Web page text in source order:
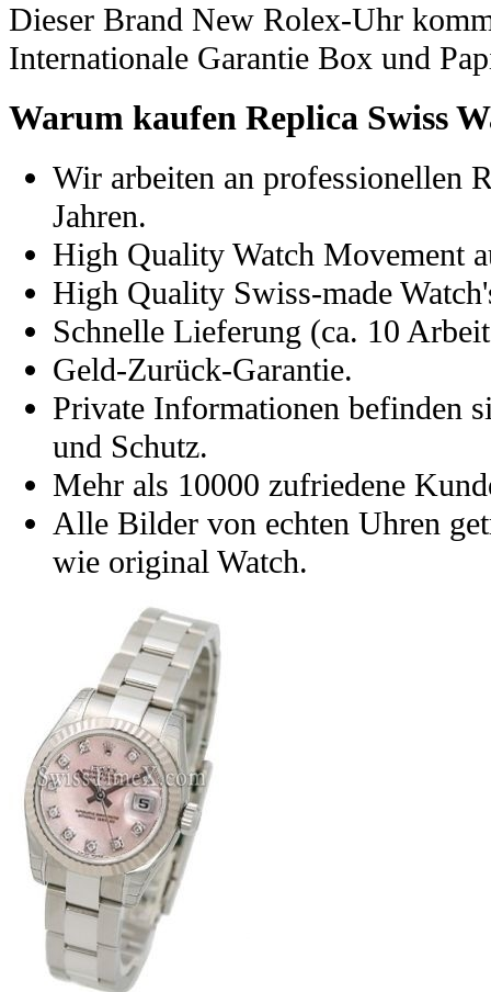
Dieser Brand New Rolex-Uhr
Internationale Garantie Box und
Warum kaufen Replica Swiss
Wir arbeiten an professionellen
Jahren.
High Quality Watch Movement
High Quality Swiss-made
Schnelle Lieferung (ca. 10
Geld-Zurück-Garantie.
Private Informationen befinden
und Schutz.
Mehr als 10000 zufriedene
Alle Bilder von echten Uhren
wie original Watch.